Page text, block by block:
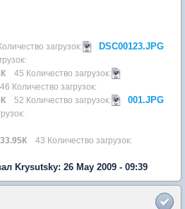
загрузок: DSC00123.JPG
45 Количество загрузок:
46 Количество загрузок:
52 Количество загрузок: 001.JPG
43 Количество загрузок:
Krysutsky: 26 May 2009 - 09:39